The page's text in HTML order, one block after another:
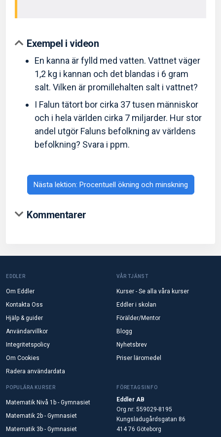
Exempel i videon
En kanna är fylld med vatten. Vattnet väger
1,2 kg i kannan och det blandas i 6 gram
salt. Vilken är promillehalten salt i vattnet?
I Falun tätort bor cirka 37 tusen människor
och i hela världen cirka 7 miljarder. Hur stor
andel utgör Faluns befolkning av världens
befolkning? Svara i ppm.
Nästa lektion: Procentuell ökning och minskning
Kommentarer
EDDLER
Om Eddler
Kontakta Oss
Hjälp & guider
Användarvillkor
Integritetspolicy
Om Cookies
Radera användardata
VÅR TJÄNST
Kurser - Se alla våra kurser
Eddler i skolan
Förälder/Mentor
Blogg
Nyhetsbrev
Priser läromedel
POPULÄRA KURSER
Matematik Nivå 1b - Gymnasiet
Matematik 2b - Gymnasiet
Matematik 3b - Gymnasiet
FÖRETAGSINFO
Eddler AB
Org.nr: 559029-8195
Kungsladugårdsgatan 86
414 76 Göteborg